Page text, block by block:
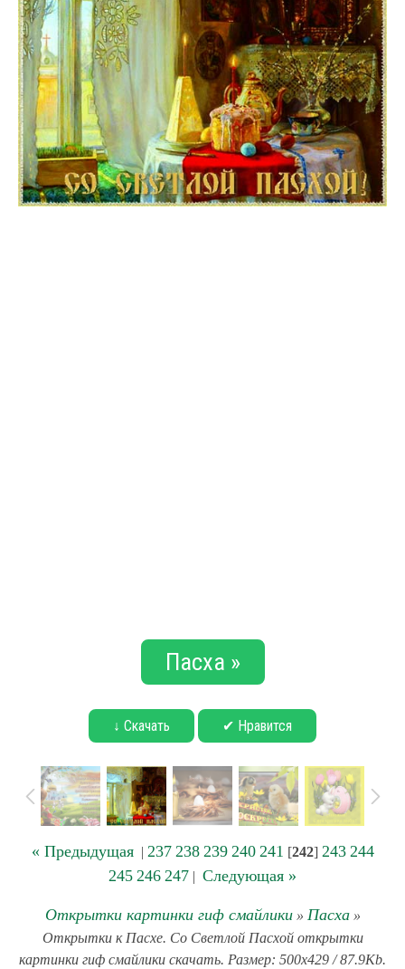
Пасха »
↓ Скачать ✔ Нравится
« Предыдущая| 237 238 239 240 241 [242] 243 244
245 246 247 | Следующая »
Открытки картинки гиф смайлики» Пасха»
Открытки к Пасхе. Со Светлой Пасхой открытки
картинки гиф смайлики скачать. Размер: 500x429 / 87.9Kb.